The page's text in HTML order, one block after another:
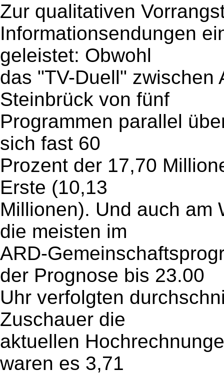
Zur qualitativen
Informationsendungen
geleistet: Obwohl
das "TV-Duell" zwischen
Steinbrück von fünf
Programmen parallel
sich fast 60
Prozent der 17,70
Erste (10,13
Millionen). Und auch am
die meisten im
ARD-
der Prognose bis 23.00
Uhr verfolgten
Zuschauer die
aktuellen
waren es 3,71